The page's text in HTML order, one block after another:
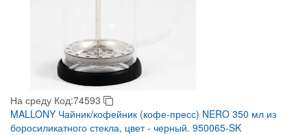
На среду Код:74593
MALLONY Чайник/кофейник (кофе-пресс) NERO 350 мл из
боросиликатного стекла, цвет - черный. 950065-SK